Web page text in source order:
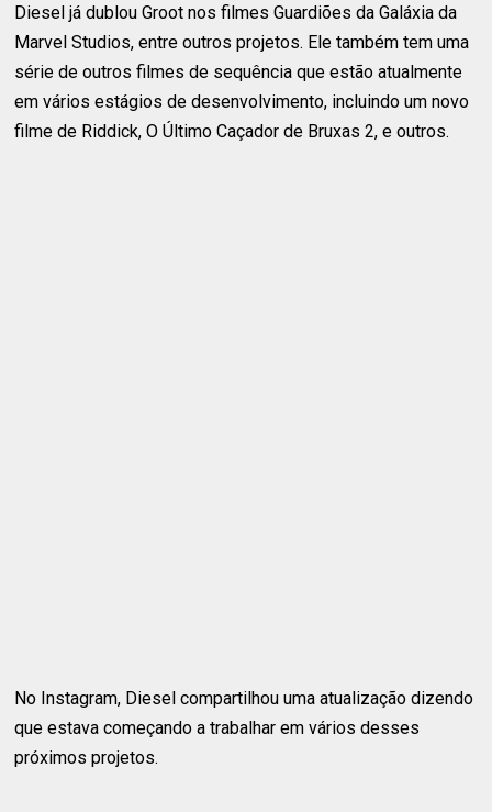
Diesel já dublou Groot nos filmes Guardiões da Galáxia da
Marvel Studios, entre outros projetos. Ele também tem uma
série de outros filmes de sequência que estão atualmente
em vários estágios de desenvolvimento, incluindo um novo
filme de Riddick, O Último Caçador de Bruxas 2, e outros.
No Instagram, Diesel compartilhou uma atualização dizendo
que estava começando a trabalhar em vários desses
próximos projetos.